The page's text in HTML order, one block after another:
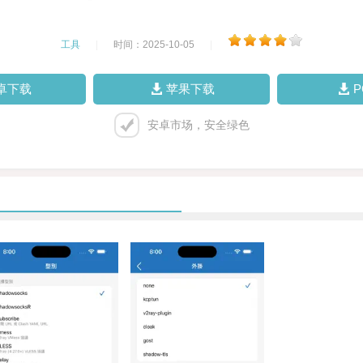
工具 时间：2025-10-05
下载 苹果下载
安卓市场，安全绿色